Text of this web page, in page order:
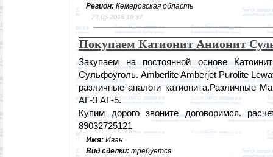
Регион: Кемеровская область
22.05.2015 19:37
Покупаем Катионит Анионит
Закупаем на постоянной основе
Сульфоуголь. Amberlite Amberjet Purolite
различные аналоги катионита.Различные
АГ-3 АГ-5.
Купим дорого звоните договоримся.
89032725121
Имя: Иван
Вид сделки: требуется